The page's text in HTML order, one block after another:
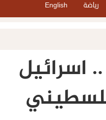
رياضة English
فلسطيني